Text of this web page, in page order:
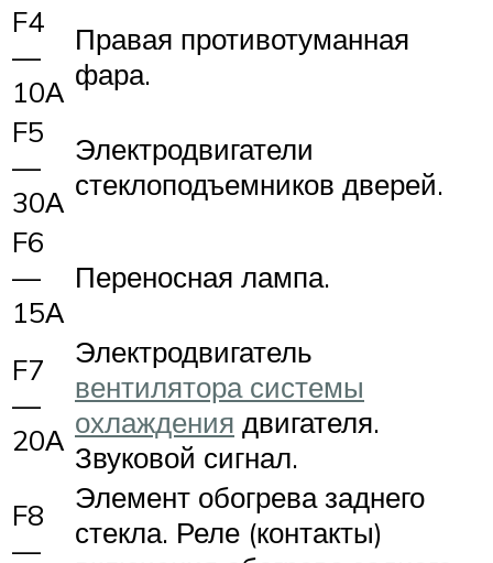
F4
—
10А
Правая противотуманная
фара.
F5
—
30А
Электродвигатели
стеклоподъемников дверей.
F6
—
15А
Переносная лампа.
F7
—
20А
Электродвигатель
вентилятора системы
охлаждения двигателя.
Звуковой сигнал.
F8
—
Элемент обогрева заднего
стекла. Реле (контакты)